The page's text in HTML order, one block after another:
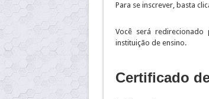
Para se inscrever, basta
Você será
instituição de ensino.
Certificado